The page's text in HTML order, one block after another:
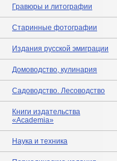
Гравюры и литографии
Старинные фотографии
Издания русской эмиграции
Домоводство, кулинария
Садоводство. Лесоводство
Книги издательства
«Academia»
Наука и техника